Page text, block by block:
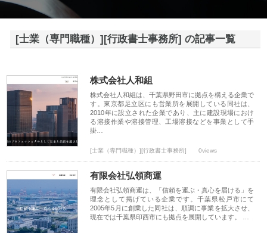
[士業（専門職種）][行政書士事務所] の記事一覧
株式会社人和組
株式会社人和組は、千葉県野田市に拠点を構える企業で
す。東京都足立区にも営業所を展開している同社は、
2010年に設立された企業であり、主に建設現場におけ
る溶接作業や溶接管理、工場溶接などを事業として手
掛…
[士業（専門職種）][行政書士事務所] 0views
有限会社弘領商運
有限会社弘領商運は、「信頼を運ぶ・真心を届ける」を
理念として掲げている企業です。千葉県松戸市にて
2005年5月に創業した同社は、順調に事業を拡大させ、
現在では千葉県印西市にも拠点を展開しています。 …